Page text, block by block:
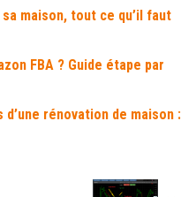
maison, tout ce qu’il faut
FBA ? Guide étape par
rénovation de maison :